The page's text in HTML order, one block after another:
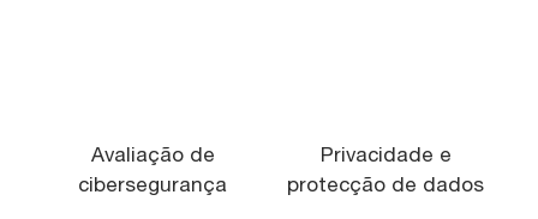
Avaliação de
cibersegurança
Privacidade e
protecção de dados